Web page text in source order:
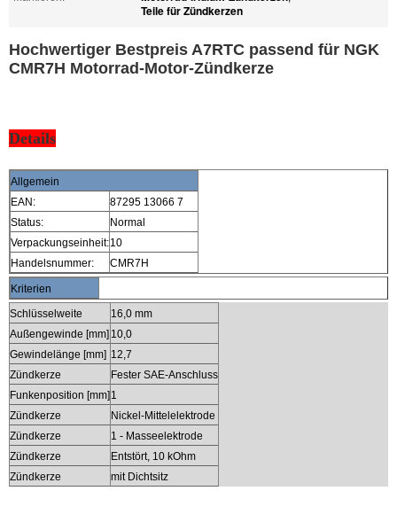
Teile für Zündkerzen
Hochwertiger Bestpreis A7RTC passend für NGK
CMR7H Motorrad-Motor-Zündkerze
Details
Allgemein
EAN:
87295 13066 7
Status:
Normal
Verpackungseinheit:10
Handelsnummer:
CMR7H
Kriterien
Schlüsselweite
16,0 mm
Außengewinde [mm] 10,0
Gewindelänge [mm] 12,7
Zündkerze
Fester SAE-Anschluss
Funkenposition [mm]1
Zündkerze
Nickel-Mittelelektrode
Zündkerze
1 - Masseelektrode
Zündkerze
Entstört, 10 kOhm
Zündkerze
mit Dichtsitz